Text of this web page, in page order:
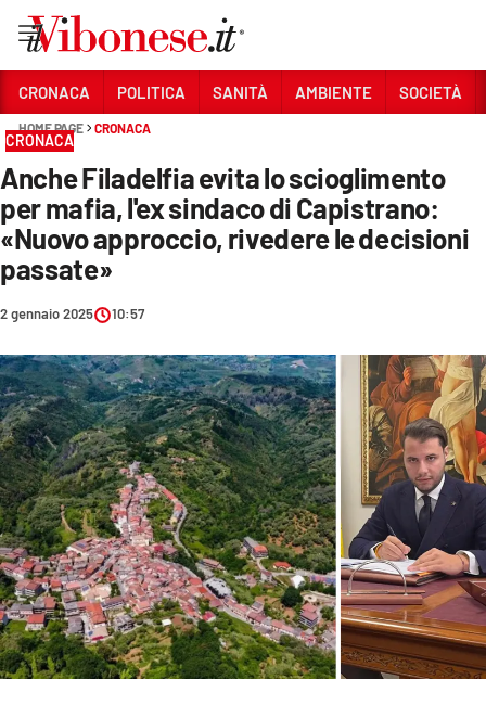
Sezioni
CRONACA
POLITICA
SANITÀ
AMBIENTE
SOCIETÀ
CULTURA
ECONOMIA E LAVORO
EVENTI
SPORT
Streaming
LAC TV
CRONACA POLITICA SANITÀ AMBIENTE SOCIETÀ
HOME PAGE CRONACA
CRONACA
Anche Filadelfia evita lo scioglimento
per mafia, l'ex sindaco di Capistrano:
«Nuovo approccio, rivedere le decisioni
passate»
2 gennaio 2025 10:57